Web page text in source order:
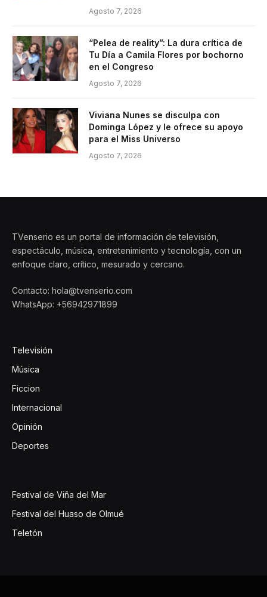
Agosto 7, 2026
“Pelea de reality”: La dura crítica de
Tu Día a Camila Flores por bochorno
en el Congreso
Agosto 7, 2026
Viviana Nunes se disculpa con
Dominga López y le ofrece su apoyo
para el Miss Universo
Agosto 7, 2026
TVenserio es un portal de información de televisión,
espectáculo, música, entretenimiento y tecnología, con un
enfoque claro, crítico, mesurado y cercano.
Contacto: hola@tvenserio.com
WhatsApp: +56942971899
Televisión
Música
Ficcion
Internacional
Opinión
Deportes
Festival de Viña del Mar
Festival del Huaso de Olmué
Teletón